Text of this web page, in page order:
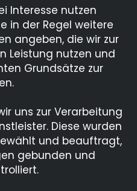
Interesse nutzen
in der Regel weitere
angeben, die wir zur
Leistung nutzen und
Grundsätze zur
uns zur Verarbeitung
Diese wurden
und beauftragt,
gebunden und